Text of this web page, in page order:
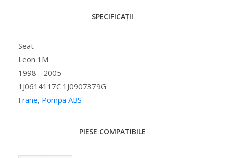
SPECIFICAȚII
Specificații
Seat
Leon 1M
1998 - 2005
1J0614117C 1J0907379G
Frane, Pompa ABS
PIESE COMPATIBILE